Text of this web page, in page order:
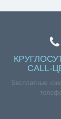
CALL-
Бесплатные